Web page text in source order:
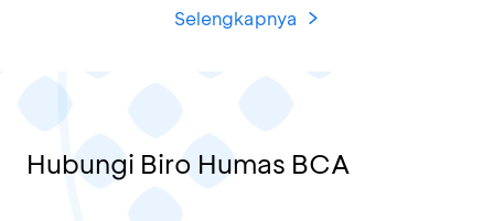
Selengkapnya
Hubungi Biro Humas BCA